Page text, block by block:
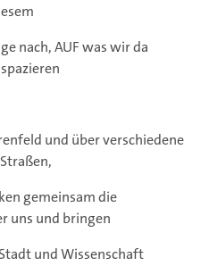
nach, AUF was wir da
und über verschiedene
gemeinsam die
uns und bringen
und Wissenschaft